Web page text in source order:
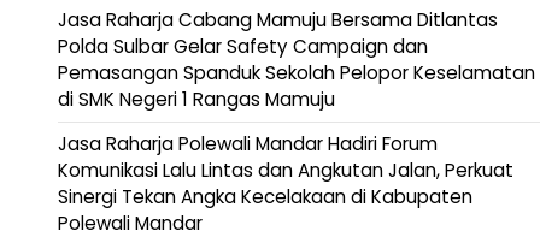
Jasa Raharja Cabang Mamuju Bersama Ditlantas
Polda Sulbar Gelar Safety Campaign dan
Pemasangan Spanduk Sekolah Pelopor Keselamatan
di SMK Negeri 1 Rangas Mamuju
Jasa Raharja Polewali Mandar Hadiri Forum
Komunikasi Lalu Lintas dan Angkutan Jalan, Perkuat
Sinergi Tekan Angka Kecelakaan di Kabupaten
Polewali Mandar